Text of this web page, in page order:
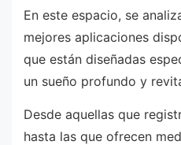
En este espacio, se
mejores aplicaciones
que están diseñadas
un sueño profundo y
Desde aquellas que
hasta las que ofrecen